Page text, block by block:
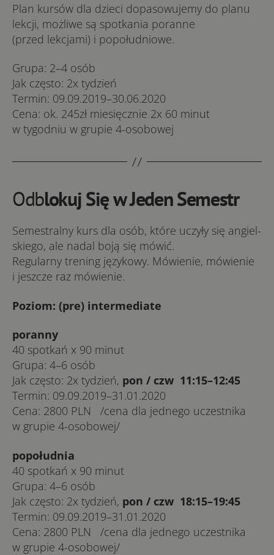
Plan kursów dla dzieci dopasowujemy do planu
lekcji, możliwe są spotkania poranne
(przed lekcjami) i popołudniowe.
Gru­pa: 2–4 osób
Jak czę­sto: 2x ty­dzień
Ter­min: 09.09.2019–30.06.2020
Ce­na: ok. 245zł miesięcznie 2x 60 minut
w tygodniu w grupie 4-osobowej
Odblokuj Się w Jeden Semestr
Se­me­stral­ny kurs dla osób, któ­re uczy­ły się an­giel­
skie­go, ale na­dal bo­ją się mó­wić.
Re­gu­lar­ny tre­ning ję­zy­ko­wy. Mó­wie­nie, mó­wie­nie
i jesz­cze raz mó­wie­nie.
Po­ziom: (pre) in­ter­me­dia­te
po­­ra­n­ny
40 spo­tkań x 90 minut
Gru­pa: 4–6 osób
Jak czę­sto: 2x ty­dzień, pon / czw 11:15–12:45
Ter­min: 09.09.2019–31.01.2020
Ce­na: 2800 PLN /ce­na dla jed­ne­go uczest­ni­ka
w gru­pie 4-o­so­bo­we­j/
po­­po­­łu­­d­nia
40 spo­tkań x 90 minut
Gru­pa: 4–6 osób
Jak czę­sto: 2x ty­dzień, pon / czw 18:15–19:45
Ter­min: 09.09.2019–31.01.2020
Ce­na: 2800 PLN /ce­na dla jed­ne­go uczest­ni­ka
w gru­pie 4-o­so­bo­we­j/